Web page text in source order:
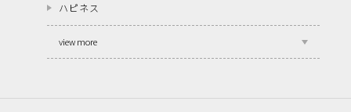
ハピネス
view more